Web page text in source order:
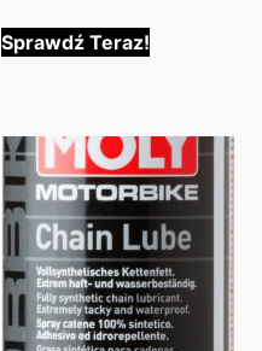
Sprawdź Teraz!